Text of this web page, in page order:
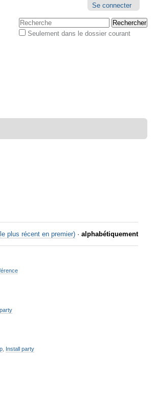
personnels
Se connecter
Chercher par
Seulement dans le dossier courant
plus récent en premier) · alphabétiquement
, Install party